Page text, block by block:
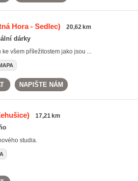
Hora - Sedlec) 20,62 km
dárky
všem příležitostem jako jsou ...
NAPIŠTE NÁM
17,21 km
studia.